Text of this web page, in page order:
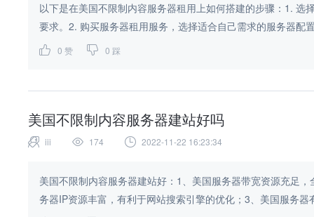
以下是在美国不限制内容服务器租用上如何搭建的步骤：1.
要求。2. 购买服务器租用服务，选择适合自己需求的服务器配
0 赞 0 踩
美国不限制内容服务器建站好吗
iii 174 2022-11-22 16:23:34
美国不限制内容服务器建站好：1、美国服务器带宽资源充足
务器IP资源丰富，有利于网站搜索引擎的优化；3、美国服务